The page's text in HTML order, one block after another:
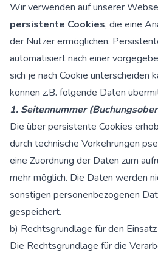
Wir verwenden auf unserer
persistente Cookies, die eine
der Nutzer ermöglichen.
automatisiert nach einer
sich je nach Cookie unterscheiden
können z.B. folgende Daten
1. Seitennummer
Die über persistente Cookies
durch technische Vorkehrungen
eine Zuordnung der Daten zum
mehr möglich. Die Daten werden
sonstigen personenbezogenen
gespeichert.
b) Rechtsgrundlage für den
Die Rechtsgrundlage für die